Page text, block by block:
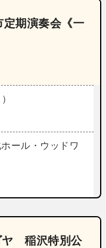
定期演奏会《一
ール・ウッドワ
ヤ 稲沢特別公